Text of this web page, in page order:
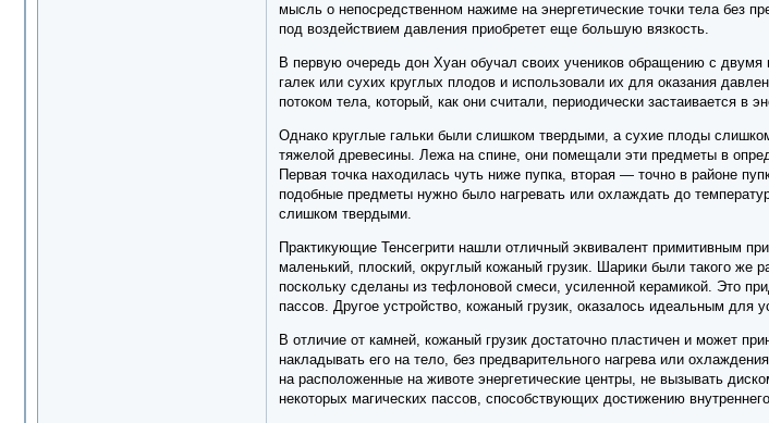
мысль о непосредственном нажиме на энергетические точки тела без
под воздействием давления приобретет еще большую вязкость.
В первую очередь дон Хуан обучал своих учеников обращению с
галек или сухих круглых плодов и использовали их для оказания
потоком тела, который, как они считали, периодически застаивается в
Однако круглые гальки были слишком твердыми, а сухие плоды
тяжелой древесины. Лежа на спине, они помещали эти предметы в
Первая точка находилась чуть ниже пупка, вторая — точно в районе
подобные предметы нужно было нагревать или охлаждать до
слишком твердыми.
Практикующие Тенсегрити нашли отличный эквивалент примитивным
маленький, плоский, округлый кожаный грузик. Шарики были такого
поскольку сделаны из тефлоновой смеси, усиленной керамикой. Это
пассов. Другое устройство, кожаный грузик, оказалось идеальным для
В отличие от камней, кожаный грузик достаточно пластичен и может
накладывать его на тело, без предварительного нагрева или
на расположенные на животе энергетические центры, не вызывать
некоторых магических пассов, способствующих достижению